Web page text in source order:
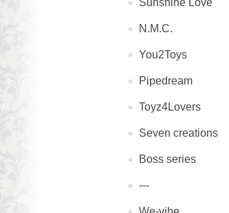
Sunshine Love
N.M.C.
You2Toys
Pipedream
Toyz4Lovers
Seven creations
Boss series
---